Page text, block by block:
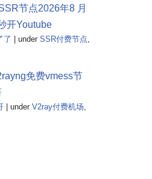
节点2026年8 月
开Youtube
了 under SSR付费节点,
免费vmess节
under V2ray付费机场,